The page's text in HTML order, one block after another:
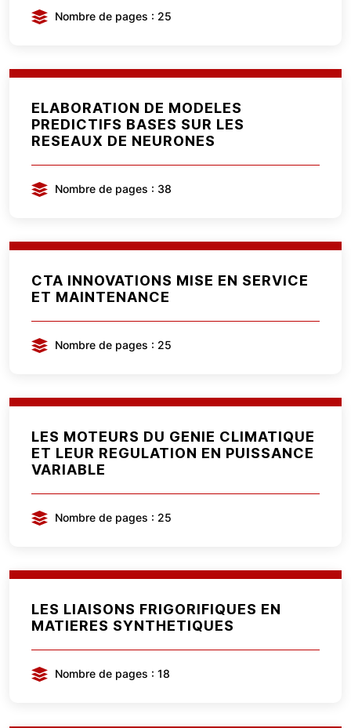
Nombre de pages : 25
ELABORATION DE MODELES
PREDICTIFS BASES SUR LES
RESEAUX DE NEURONES
Nombre de pages : 38
CTA INNOVATIONS MISE EN SERVICE
ET MAINTENANCE
Nombre de pages : 25
LES MOTEURS DU GENIE CLIMATIQUE
ET LEUR REGULATION EN PUISSANCE
VARIABLE
Nombre de pages : 25
LES LIAISONS FRIGORIFIQUES EN
MATIERES SYNTHETIQUES
Nombre de pages : 18